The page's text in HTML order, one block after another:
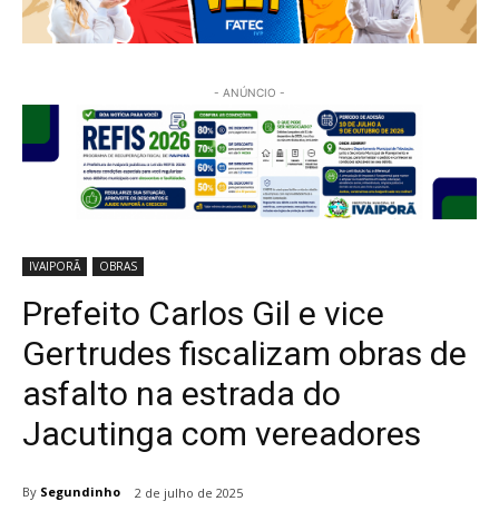
- ANÚNCIO -
IVAIPORÃ OBRAS
Prefeito Carlos Gil e vice
Gertrudes fiscalizam obras de
asfalto na estrada do
Jacutinga com vereadores
By Segundinho 2 de julho de 2025